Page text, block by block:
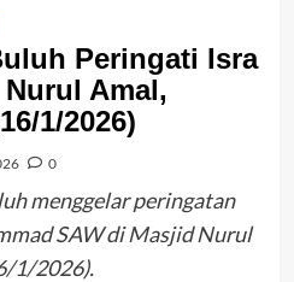
Peringati Isra
Amal,
1/2026)
0
menggelar peringatan
SAW di Masjid Nurul
1/2026).